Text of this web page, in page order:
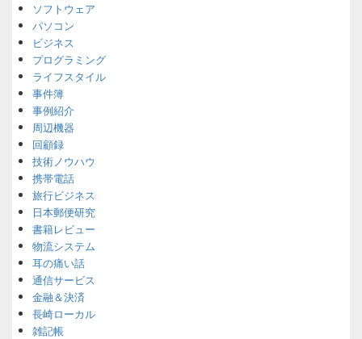
ソフトウェア
パソコン
ビジネス
プログラミング
ライフスタイル
事件簿
事例紹介
周辺機器
回顧録
技術ノウハウ
携帯電話
旅行ビジネス
日本郵便研究
書籍レビュー
物流システム
耳の痛い話
通信サービス
金融＆決済
長崎ローカル
雑記帳